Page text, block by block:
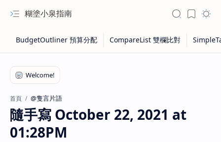
糊塗小泉指南
首頁 @隻言片語
隨手寫 October 22, 2021 at
01:28PM